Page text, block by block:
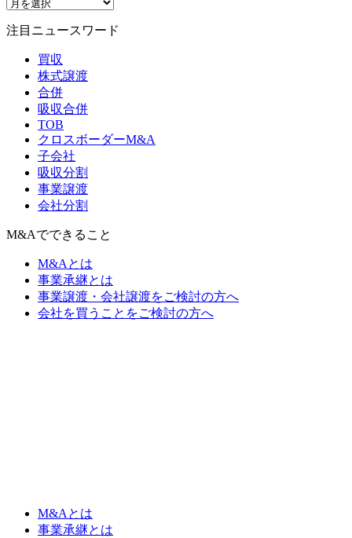
注目ニュースワード
買収
株式譲渡
合併
吸収合併
TOB
クロスボーダーM&A
子会社
吸収分割
事業譲渡
会社分割
M&Aでできること
M&Aとは
事業承継とは
事業譲渡・会社譲渡をご検討の方へ
会社を買うことをご検討の方へ
M&Aとは
事業承継とは